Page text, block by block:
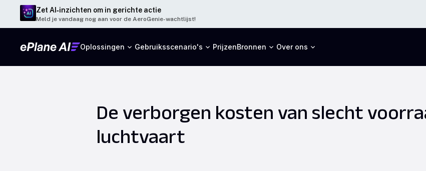
Zet AI‑inzichten om in gerichte actie
Meld je vandaag nog aan voor de AeroGenie-wachtlijst!
Oplossingen Gebruiksscenario's PrijzenBronnen Over ons
De verborgen kosten van slecht
luchtvaart